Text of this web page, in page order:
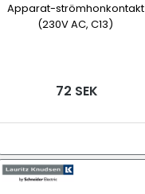
Apparat-strömhonkontakt
(230V AC, C13)
72 SEK